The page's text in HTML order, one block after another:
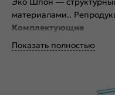
материалами..
Комплектующие
Телескопические
Показать полностью